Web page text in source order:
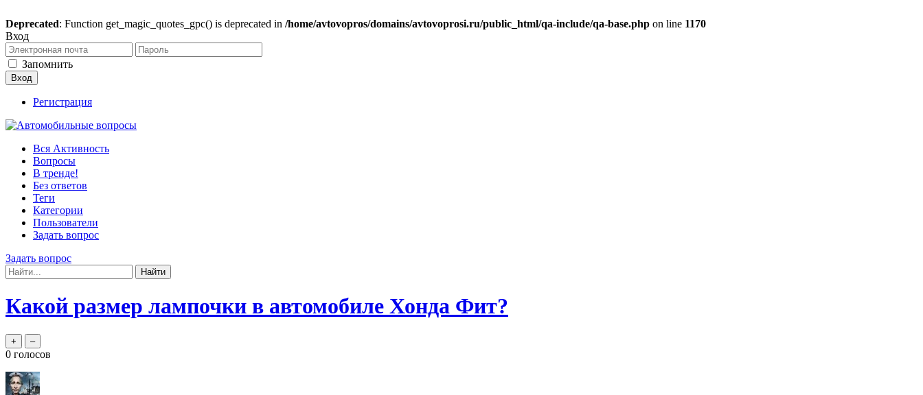
Deprecated: Function get_magic_quotes_gpc() is deprecated in /home/avtovopros/domains/avtovoprosi.ru/public_html/qa-include/qa-base.php on line 1170
Вход
Запомнить
Регистрация
Вся Активность
Вопросы
В тренде!
Без ответов
Теги
Категории
Пользователи
Задать вопрос
Задать вопрос
Какой размер лампочки в автомобиле Хонда Фит?
0 голосов